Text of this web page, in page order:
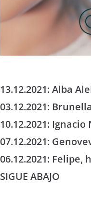
13.12.2021: Alba
03.12.2021:
10.12.2021:
07.12.2021:
06.12.2021: Felipe,
SIGUE ABAJO